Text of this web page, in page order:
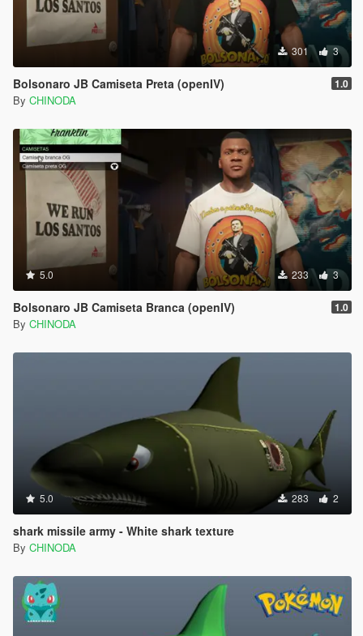
301 3
Bolsonaro JB Camiseta Preta (openIV) 1.0
By CHINODA
5.0 233 3
Bolsonaro JB Camiseta Branca (openIV) 1.0
By CHINODA
5.0 283 2
shark missile army - White shark texture
By CHINODA